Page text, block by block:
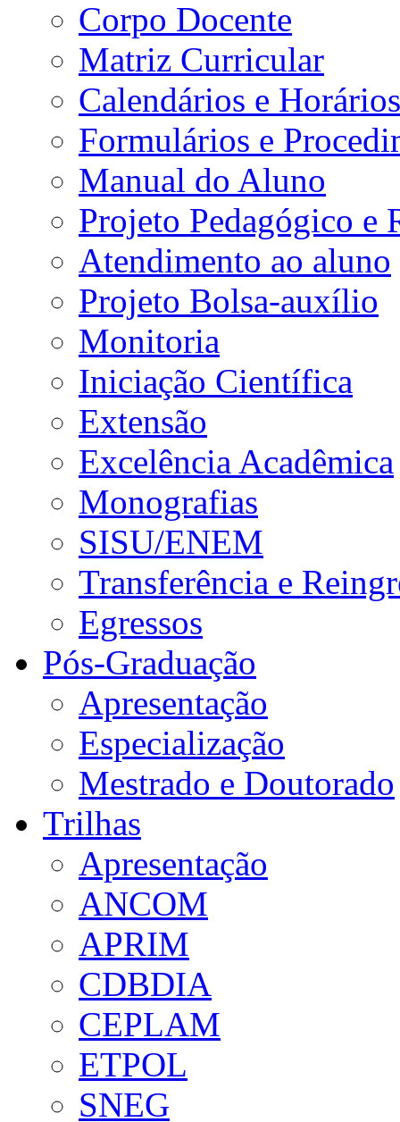
Corpo Docente
Matriz Curricular
Calendários e Horários
Formulários e
Manual do Aluno
Projeto Pedagógico e
Atendimento ao aluno
Projeto Bolsa-auxílio
Monitoria
Iniciação Científica
Extensão
Excelência Acadêmica
Monografias
SISU/ENEM
Transferência e
Egressos
Pós-Graduação
Apresentação
Especialização
Mestrado e Doutorado
Trilhas
Apresentação
ANCOM
APRIM
CDBDIA
CEPLAM
ETPOL
SNEG